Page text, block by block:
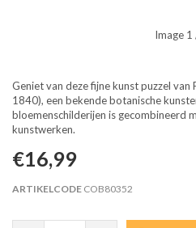
Image 1
Geniet van deze fijne kunst puzzel
1840), een bekende botanische
bloemenschilderijen is gecombineerd
kunstwerken.
€16,99
ARTIKELCODE COB80352